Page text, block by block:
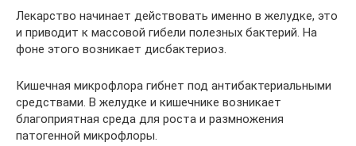
Лекарство начинает действовать именно в желудке, это
и приводит к массовой гибели полезных бактерий. На
фоне этого возникает дисбактериоз.
Кишечная микрофлора гибнет под антибактериальными
средствами. В желудке и кишечнике возникает
благоприятная среда для роста и размножения
патогенной микрофлоры.